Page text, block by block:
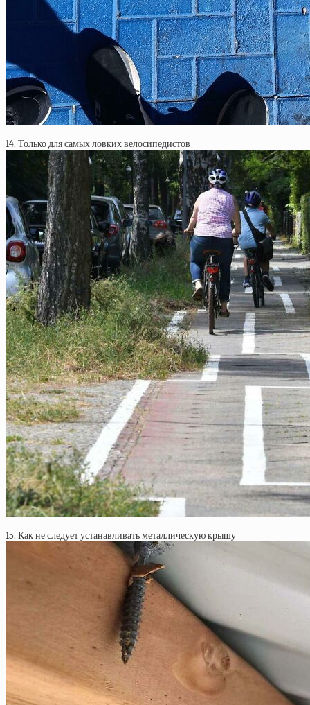
14. Только для самых ловких велосипедистов
15. Как не следует устанавливать металлическую крышу